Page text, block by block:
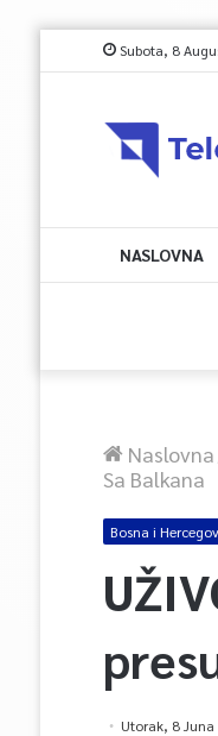
Subota, 8
NASLOVNA
Naslovna
Sa Balkana
Bosna i
Utorak, 8